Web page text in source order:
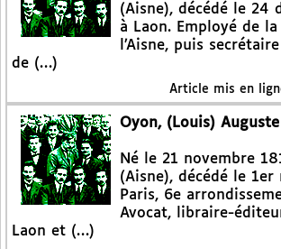
(Aisne), décédé le 24
à Laon. Employé de
l’Aisne, puis
de (…)
Article mis en
Oyon, (Louis) Auguste
Né le 21 novembre
(Aisne), décédé le
Paris, 6e
Avocat, libraire-
Laon et (…)